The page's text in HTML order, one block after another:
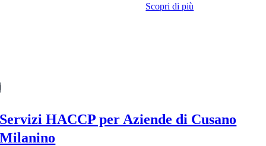
Scopri di più
Servizi HACCP per Aziende di Cusano
Milanino